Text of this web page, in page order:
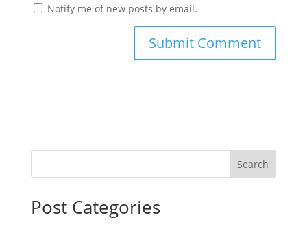
Notify me of new posts by email.
Search
Post Categories